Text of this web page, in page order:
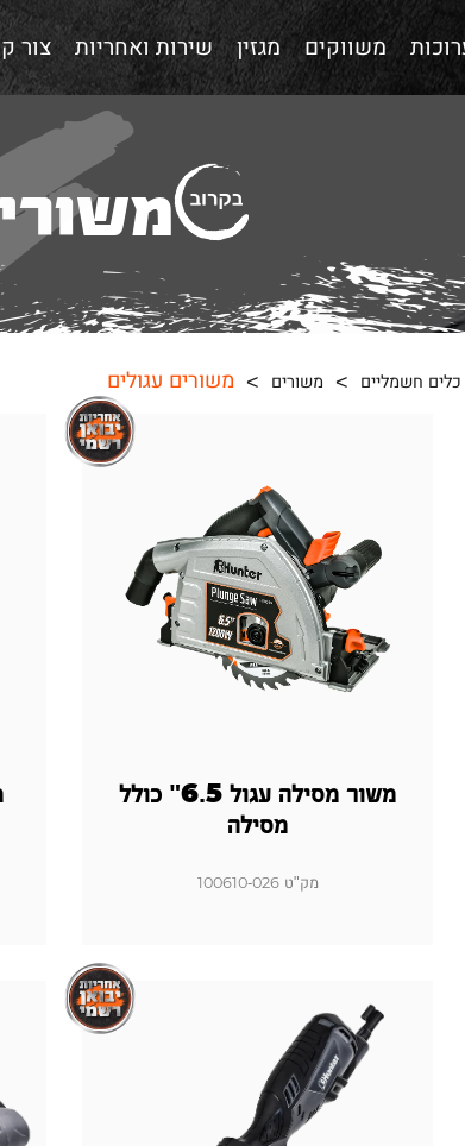
משווקים מגזין שירות ואחריות צור
כלים חשמליים משורים משורים עגולים
משור מסילה עגול 6.5" כולל
מסילה
מק"ט 100610-026